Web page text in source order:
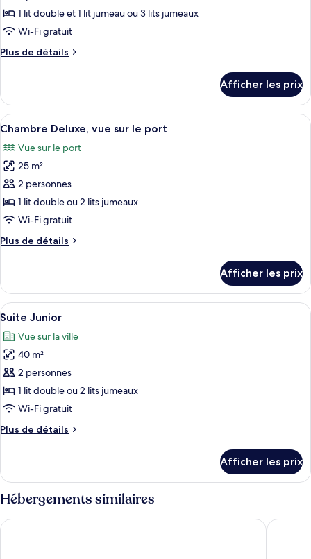
type
de
chambre :
Chambre
Extra
Bed)
1 lit double et 1 lit jumeau ou 3 lits jumeaux
Wi-Fi gratuit
Plus de détails
Plus
Chambre
triple
(with
Bed)
Afficher les prix
Afficher
toutes
les
photos
pour
ce
type
chambre :
vue
sur
le
port
Une chambre d’hôtel comprenant
5
Chambre Deluxe, vue sur le port
Vue sur le port
25 m²
2 personnes
1 lit double ou 2 lits jumeaux
Wi-Fi gratuit
Plus de détails
Plus
Chambre
Deluxe,
vue
le
port
Afficher les prix
Afficher
toutes
les
photos
pour
ce
type
chambre :
Une chambre d’hôtel avec un
8
Suite Junior
Vue sur la ville
40 m²
2 personnes
1 lit double ou 2 lits jumeaux
Wi-Fi gratuit
Plus de détails
Plus
Suite
Junior
Afficher les prix
Hébergements similaires
Catalonia Catedral Hotel Lamaro